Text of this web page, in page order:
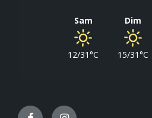
Sam
12/31°C
Dim
15/31°C